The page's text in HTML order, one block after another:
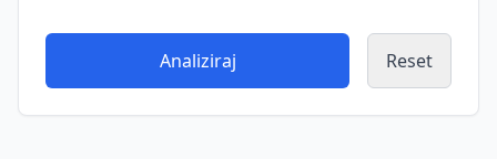
Analiziraj Reset